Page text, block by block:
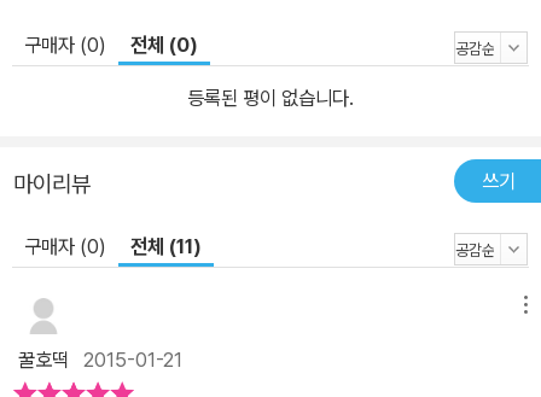
서 과학동화는 과학적인 사고 과정을 키울 수 있는 좋은 형식입니다.
줄 뿐만 아니라, 과학적 사고의 과정을 발견해 나갈 수 있게 합니다.
가 펼쳐지기 때문에 어린이들은 자연스럽게 내용을 익히면서 호기심
즈만 과학동화 시리즈 과학적 개념은 수많은 경험을 거쳐 지각을 통
없이 질문하면서 해답을 찾기 위해 관찰, 분류, 측정, 예상, 추리, 가
설, 실험, 해석 등 과학적 탐구 과정을 거치면서 개념을 얻어내는 것입
니다. 와이즈만 과학동화는 초등 과학 교과서만으로는 이해가 부족했
구매자 (0) 전체 (0)
등록된 평이 없습니다.
마이리뷰 쓰기
구매자 (0) 전체 (11)
꿀호떡 2015-01-21